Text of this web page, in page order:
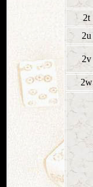
2t
2u
2v
2w